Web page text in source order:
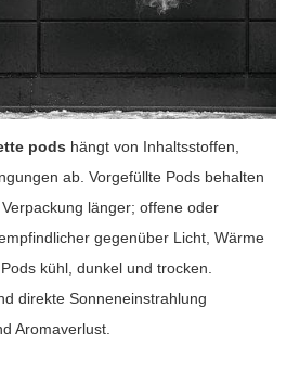
pods hängt von Inhaltsstoffen,
ab. Vorgefüllte Pods behalten
länger; offene oder
gegenüber Licht, Wärme
kühl, dunkel und trocken.
direkte Sonneneinstrahlung
Aromaverlust.